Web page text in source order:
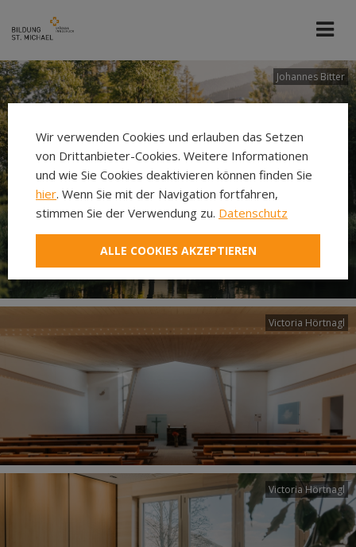
Johannes Bitter
Victoria Hörtnagl
Victoria Hörtnagl
Wir verwenden Cookies und erlauben das Setzen
von Drittanbieter-Cookies. Weitere Informationen
und wie Sie Cookies deaktivieren können finden Sie
hier. Wenn Sie mit der Navigation fortfahren,
stimmen Sie der Verwendung zu. Datenschutz
ALLE COOKIES AKZEPTIEREN